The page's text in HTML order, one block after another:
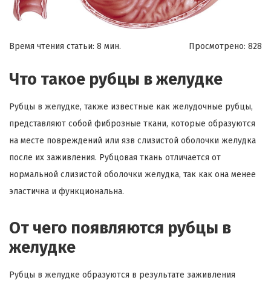
Время чтения статьи: 8 мин. Просмотрено: 828
Что такое рубцы в желудке
Рубцы в желудке, также известные как желудочные рубцы,
представляют собой фиброзные ткани, которые образуются
на месте повреждений или язв слизистой оболочки желудка
после их заживления. Рубцовая ткань отличается от
нормальной слизистой оболочки желудка, так как она менее
эластична и функциональна.
От чего появляются рубцы в
желудке
Рубцы в желудке образуются в результате заживления